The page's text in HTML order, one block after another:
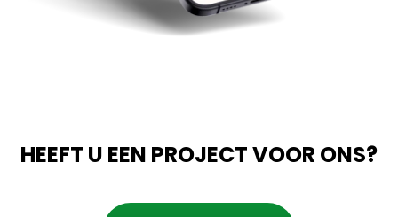
HEEFT U EEN PROJECT VOOR ONS?